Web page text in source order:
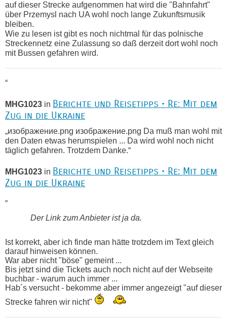
auf dieser Strecke aufgenommen hat wird die "Bahnfahrt"
über Przemysl nach UA wohl noch lange Zukunftsmusik
bleiben.
Wie zu lesen ist gibt es noch nichtmal für das polnische
Streckennetz eine Zulassung so daß derzeit dort wohl noch
mit Bussen gefahren wird.
“
MHG1023 in Berichte und Reisetipps • Re: Mit dem
Zug in die Ukraine
„изображение.png изображение.png Da muß man wohl mit
den Daten etwas herumspielen ... Da wird wohl noch nicht
täglich gefahren. Trotzdem Danke.“
MHG1023 in Berichte und Reisetipps • Re: Mit dem
Zug in die Ukraine
„
Der Link zum Anbieter ist ja da.
Ist korrekt, aber ich finde man hätte trotzdem im Text gleich
darauf hinweisen können.
War aber nicht "böse" gemeint ...
Bis jetzt sind die Tickets auch noch nicht auf der Webseite
buchbar - warum auch immer ...
Hab´s versucht - bekomme aber immer angezeigt "auf dieser
Strecke fahren wir nicht"